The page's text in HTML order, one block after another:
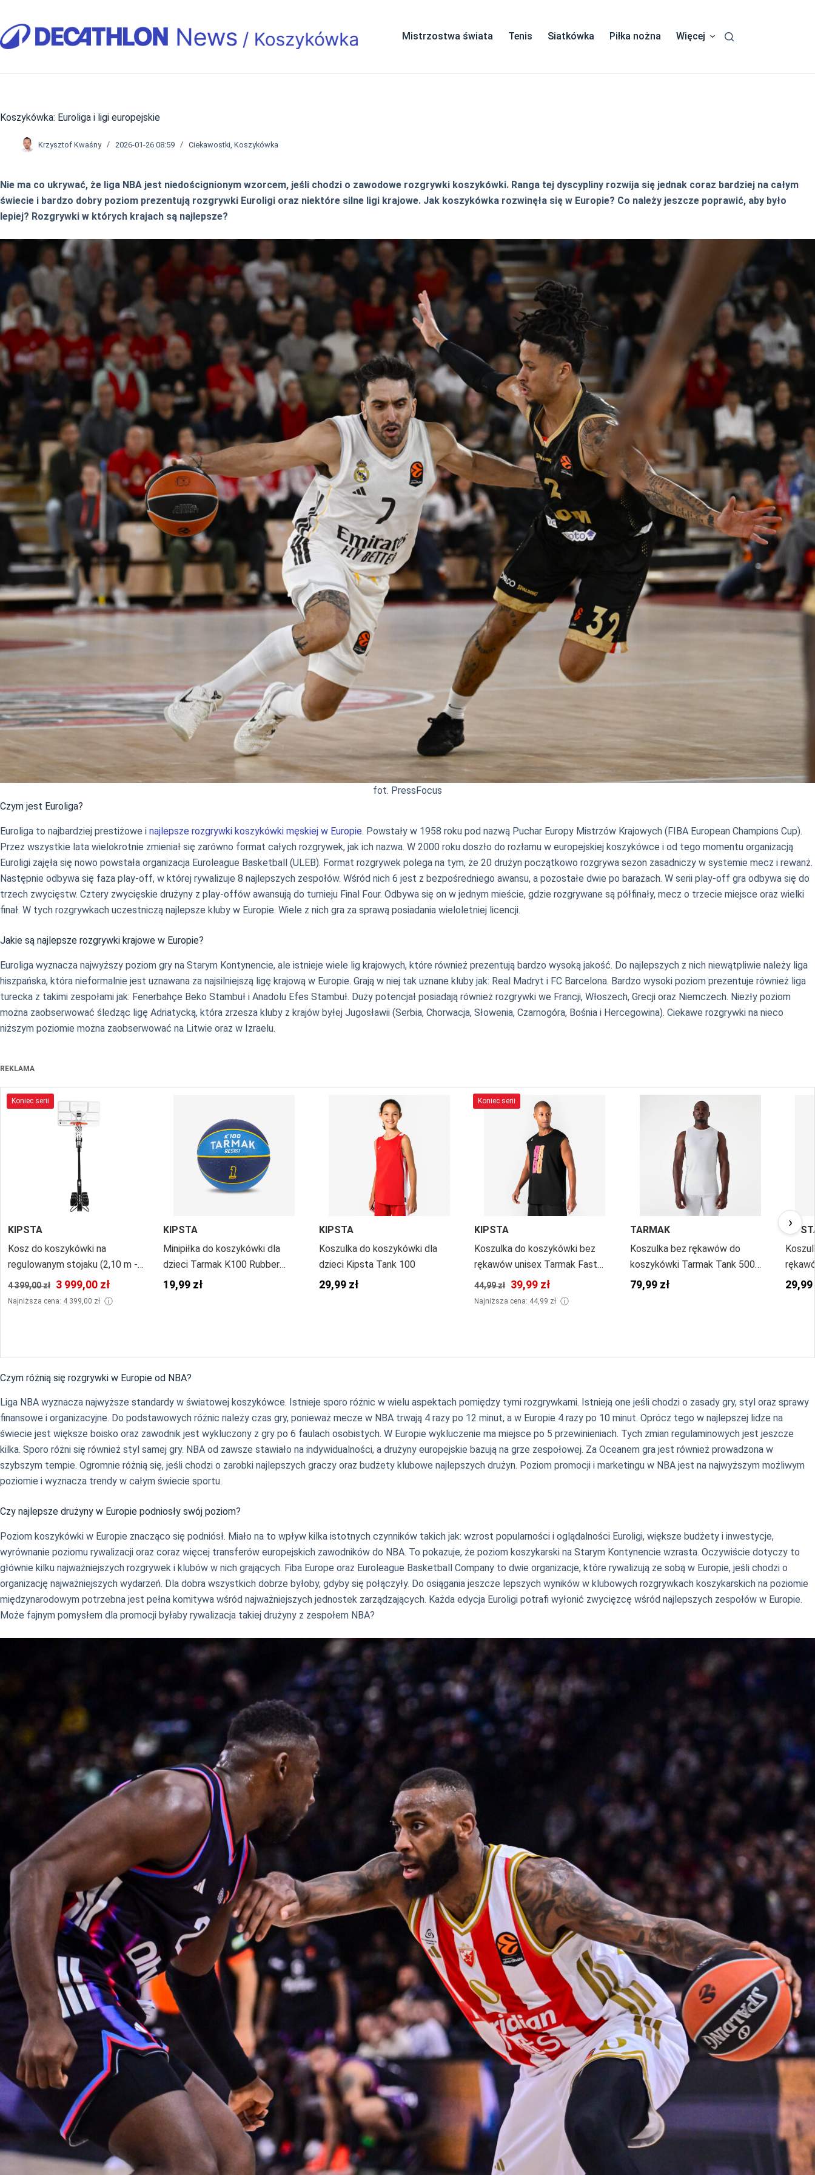
treści
Mistrzostwa świata Tenis Siatkówka Piłka nożna Więcej
Koszykówka: Euroliga i ligi europejskie
Krzysztof Kwaśny 2026-01-26 08:59 Ciekawostki ,Koszykówka
Nie ma co ukrywać, że liga NBA jest niedoścignionym wzorcem, jeśli chodzi o zawodowe rozgrywki koszykówki. Ranga tej dyscypliny rozwija się jednak coraz bardziej na całym
świecie i bardzo dobry poziom prezentują rozgrywki Euroligi oraz niektóre silne ligi krajowe. Jak koszykówka rozwinęła się w Europie? Co należy jeszcze poprawić, aby było
lepiej? Rozgrywki w których krajach są najlepsze?
fot. PressFocus
Czym jest Euroliga?
Euroliga to najbardziej prestiżowe i najlepsze rozgrywki koszykówki męskiej w Europie. Powstały w 1958 roku pod nazwą Puchar Europy Mistrzów Krajowych (FIBA European Champions Cup).
Przez wszystkie lata wielokrotnie zmieniał się zarówno format całych rozgrywek, jak ich nazwa. W 2000 roku doszło do rozłamu w europejskiej koszykówce i od tego momentu organizacją
Euroligi zajęła się nowo powstała organizacja Euroleague Basketball (ULEB). Format rozgrywek polega na tym, że 20 drużyn początkowo rozgrywa sezon zasadniczy w systemie mecz i rewanż.
Następnie odbywa się faza play-off, w której rywalizuje 8 najlepszych zespołów. Wśród nich 6 jest z bezpośredniego awansu, a pozostałe dwie po barażach. W serii play-off gra odbywa się do
trzech zwycięstw. Cztery zwycięskie drużyny z play-offów awansują do turnieju Final Four. Odbywa się on w jednym mieście, gdzie rozgrywane są półfinały, mecz o trzecie miejsce oraz wielki
finał. W tych rozgrywkach uczestniczą najlepsze kluby w Europie. Wiele z nich gra za sprawą posiadania wieloletniej licencji.
Jakie są najlepsze rozgrywki krajowe w Europie?
Euroliga wyznacza najwyższy poziom gry na Starym Kontynencie, ale istnieje wiele lig krajowych, które również prezentują bardzo wysoką jakość. Do najlepszych z nich niewątpliwie należy liga
hiszpańska, która nieformalnie jest uznawana za najsilniejszą ligę krajową w Europie. Grają w niej tak uznane kluby jak: Real Madryt i FC Barcelona. Bardzo wysoki poziom prezentuje również liga
turecka z takimi zespołami jak: Fenerbahçe Beko Stambuł i Anadolu Efes Stambuł. Duży potencjał posiadają również rozgrywki we Francji, Włoszech, Grecji oraz Niemczech. Niezły poziom
można zaobserwować śledząc ligę Adriatycką, która zrzesza kluby z krajów byłej Jugosławii (Serbia, Chorwacja, Słowenia, Czarnogóra, Bośnia i Hercegowina). Ciekawe rozgrywki na nieco
niższym poziomie można zaobserwować na Litwie oraz w Izraelu.
REKLAMA
Koniec serii
KIPSTA
Kosz do koszykówki na
regulowanym stojaku (2,10 m -
3,05 m) Tarmak B900 Box NBA
4 399,00 zł 3 999,00 zł
Najniższa cena: 4 399,00 zł ⓘ
KIPSTA
Minipiłka do koszykówki dla
dzieci Tarmak K100 Rubber
rozmiar 1
19,99 zł
KIPSTA
Koszulka do koszykówki dla
dzieci Kipsta Tank 100
29,99 zł
Koniec serii
KIPSTA
Koszulka do koszykówki bez
rękawów unisex Tarmak Fast
500
44,99 zł 39,99 zł
Najniższa cena: 44,99 zł ⓘ
TARMAK
Koszulka bez rękawów do
koszykówki Tarmak Tank 500
NBA
79,99 zł 29,99
›
Czym różnią się rozgrywki w Europie od NBA?
Liga NBA wyznacza najwyższe standardy w światowej koszykówce. Istnieje sporo różnic w wielu aspektach pomiędzy tymi rozgrywkami. Istnieją one jeśli chodzi o zasady gry, styl oraz sprawy
finansowe i organizacyjne. Do podstawowych różnic należy czas gry, ponieważ mecze w NBA trwają 4 razy po 12 minut, a w Europie 4 razy po 10 minut. Oprócz tego w najlepszej lidze na
świecie jest większe boisko oraz zawodnik jest wykluczony z gry po 6 faulach osobistych. W Europie wykluczenie ma miejsce po 5 przewinieniach. Tych zmian regulaminowych jest jeszcze
kilka. Sporo różni się również styl samej gry. NBA od zawsze stawiało na indywidualności, a drużyny europejskie bazują na grze zespołowej. Za Oceanem gra jest również prowadzona w
szybszym tempie. Ogromnie różnią się, jeśli chodzi o zarobki najlepszych graczy oraz budżety klubowe najlepszych drużyn. Poziom promocji i marketingu w NBA jest na najwyższym możliwym
poziomie i wyznacza trendy w całym świecie sportu.
Czy najlepsze drużyny w Europie podniosły swój poziom?
Poziom koszykówki w Europie znacząco się podniósł. Miało na to wpływ kilka istotnych czynników takich jak: wzrost popularności i oglądalności Euroligi, większe budżety i inwestycje,
wyrównanie poziomu rywalizacji oraz coraz więcej transferów europejskich zawodników do NBA. To pokazuje, że poziom koszykarski na Starym Kontynencie wzrasta. Oczywiście dotyczy to
głównie kilku najważniejszych rozgrywek i klubów w nich grających. Fiba Europe oraz Euroleague Basketball Company to dwie organizacje, które rywalizują ze sobą w Europie, jeśli chodzi o
organizację najważniejszych wydarzeń. Dla dobra wszystkich dobrze byłoby, gdyby się połączyły. Do osiągania jeszcze lepszych wyników w klubowych rozgrywkach koszykarskich na poziomie
międzynarodowym potrzebna jest pełna komitywa wśród najważniejszych jednostek zarządzających. Każda edycja Euroligi potrafi wyłonić zwycięzcę wśród najlepszych zespołów w Europie.
Może fajnym pomysłem dla promocji byłaby rywalizacja takiej drużyny z zespołem NBA?